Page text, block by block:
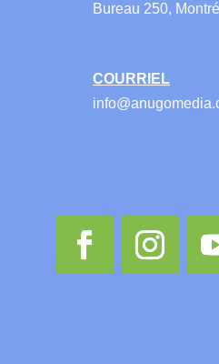
Bureau 250,
COURRIEL